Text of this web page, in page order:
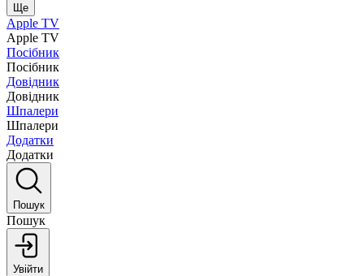
Ще
Apple TV
Apple TV
Посібник
Посібник
Довідник
Довідник
Шпалери
Шпалери
Додатки
Додатки
Пошук
Пошук
Увійти